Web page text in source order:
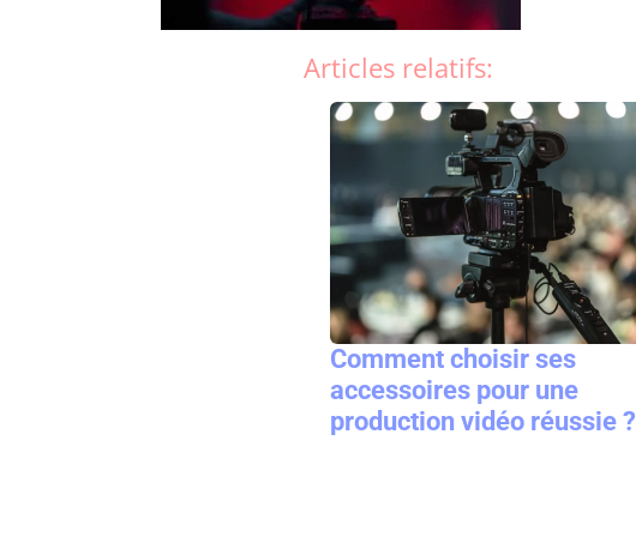
Articles relatifs:
Comment choisir ses
accessoires pour une
production vidéo réussie ?